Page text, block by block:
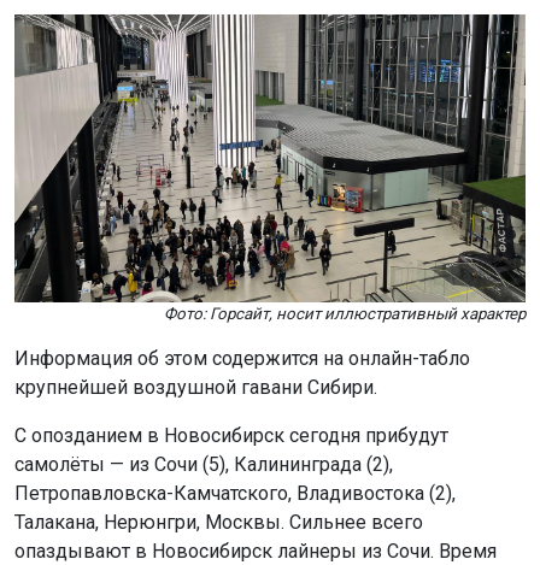
Фото: Горсайт, носит иллюстративный характер
Информация об этом содержится на онлайн-табло
крупнейшей воздушной гавани Сибири.
С опозданием в Новосибирск сегодня прибудут
самолёты — из Сочи (5), Калининграда (2),
Петропавловска-Камчатского, Владивостока (2),
Талакана, Нерюнгри, Москвы. Сильнее всего
опаздывают в Новосибирск лайнеры из Сочи. Время